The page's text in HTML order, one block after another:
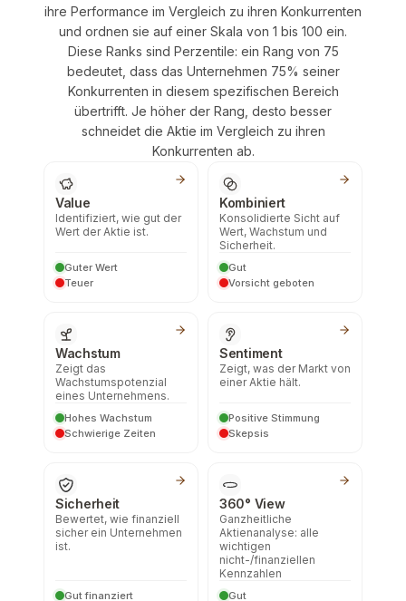
ihre Performance im Vergleich zu ihren Konkurrenten
und ordnen sie auf einer Skala von 1 bis 100 ein.
Diese Ranks sind Perzentile: ein Rang von 75
bedeutet, dass das Unternehmen 75% seiner
Konkurrenten in diesem spezifischen Bereich
übertrifft. Je höher der Rang, desto besser
schneidet die Aktie im Vergleich zu ihren
Konkurrenten ab.
Value
Identifiziert, wie gut der
Wert der Aktie ist.
Guter Wert
Teuer
Kombiniert
Konsolidierte Sicht auf
Wert, Wachstum und
Sicherheit.
Gut
Vorsicht geboten
Wachstum
Zeigt das
Wachstumspotenzial
eines Unternehmens.
Hohes Wachstum
Schwierige Zeiten
Sentiment
Zeigt, was der Markt von
einer Aktie hält.
Positive Stimmung
Skepsis
Sicherheit
Bewertet, wie finanziell
sicher ein Unternehmen
ist.
Gut finanziert
360° View
Ganzheitliche
Aktienanalyse: alle
wichtigen
nicht-/finanziellen
Kennzahlen
Gut